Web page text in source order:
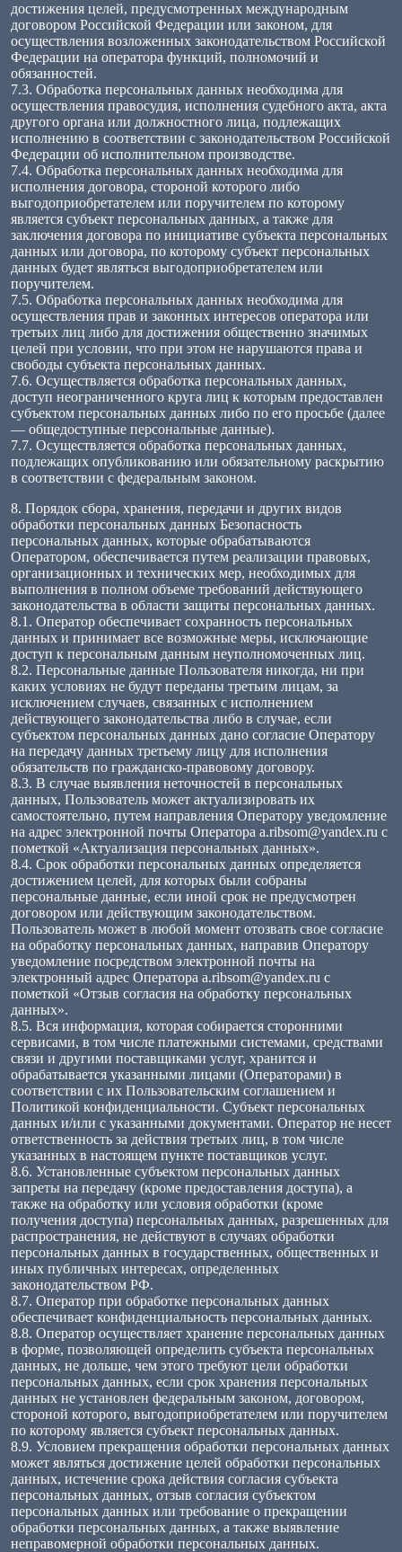
достижения целей, предусмотренных международным
договором Российской Федерации или законом, для
осуществления возложенных законодательством Российской
Федерации на оператора функций, полномочий и
обязанностей.
7.3. Обработка персональных данных необходима для
осуществления правосудия, исполнения судебного акта, акта
другого органа или должностного лица, подлежащих
исполнению в соответствии с законодательством Российской
Федерации об исполнительном производстве.
7.4. Обработка персональных данных необходима для
исполнения договора, стороной которого либо
выгодоприобретателем или поручителем по которому
является субъект персональных данных, а также для
заключения договора по инициативе субъекта персональных
данных или договора, по которому субъект персональных
данных будет являться выгодоприобретателем или
поручителем.
7.5. Обработка персональных данных необходима для
осуществления прав и законных интересов оператора или
третьих лиц либо для достижения общественно значимых
целей при условии, что при этом не нарушаются права и
свободы субъекта персональных данных.
7.6. Осуществляется обработка персональных данных,
доступ неограниченного круга лиц к которым предоставлен
субъектом персональных данных либо по его просьбе (далее
— общедоступные персональные данные).
7.7. Осуществляется обработка персональных данных,
подлежащих опубликованию или обязательному раскрытию
в соответствии с федеральным законом.
8. Порядок сбора, хранения, передачи и других видов
обработки персональных данных Безопасность
персональных данных, которые обрабатываются
Оператором, обеспечивается путем реализации правовых,
организационных и технических мер, необходимых для
выполнения в полном объеме требований действующего
законодательства в области защиты персональных данных.
8.1. Оператор обеспечивает сохранность персональных
данных и принимает все возможные меры, исключающие
доступ к персональным данным неуполномоченных лиц.
8.2. Персональные данные Пользователя никогда, ни при
каких условиях не будут переданы третьим лицам, за
исключением случаев, связанных с исполнением
действующего законодательства либо в случае, если
субъектом персональных данных дано согласие Оператору
на передачу данных третьему лицу для исполнения
обязательств по гражданско-правовому договору.
8.3. В случае выявления неточностей в персональных
данных, Пользователь может актуализировать их
самостоятельно, путем направления Оператору уведомление
на адрес электронной почты Оператора a.ribsom@yandex.ru с
пометкой «Актуализация персональных данных».
8.4. Срок обработки персональных данных определяется
достижением целей, для которых были собраны
персональные данные, если иной срок не предусмотрен
договором или действующим законодательством.
Пользователь может в любой момент отозвать свое согласие
на обработку персональных данных, направив Оператору
уведомление посредством электронной почты на
электронный адрес Оператора a.ribsom@yandex.ru с
пометкой «Отзыв согласия на обработку персональных
данных».
8.5. Вся информация, которая собирается сторонними
сервисами, в том числе платежными системами, средствами
связи и другими поставщиками услуг, хранится и
обрабатывается указанными лицами (Операторами) в
соответствии с их Пользовательским соглашением и
Политикой конфиденциальности. Субъект персональных
данных и/или с указанными документами. Оператор не несет
ответственность за действия третьих лиц, в том числе
указанных в настоящем пункте поставщиков услуг.
8.6. Установленные субъектом персональных данных
запреты на передачу (кроме предоставления доступа), а
также на обработку или условия обработки (кроме
получения доступа) персональных данных, разрешенных для
распространения, не действуют в случаях обработки
персональных данных в государственных, общественных и
иных публичных интересах, определенных
законодательством РФ.
8.7. Оператор при обработке персональных данных
обеспечивает конфиденциальность персональных данных.
8.8. Оператор осуществляет хранение персональных данных
в форме, позволяющей определить субъекта персональных
данных, не дольше, чем этого требуют цели обработки
персональных данных, если срок хранения персональных
данных не установлен федеральным законом, договором,
стороной которого, выгодоприобретателем или поручителем
по которому является субъект персональных данных.
8.9. Условием прекращения обработки персональных данных
может являться достижение целей обработки персональных
данных, истечение срока действия согласия субъекта
персональных данных, отзыв согласия субъектом
персональных данных или требование о прекращении
обработки персональных данных, а также выявление
неправомерной обработки персональных данных.